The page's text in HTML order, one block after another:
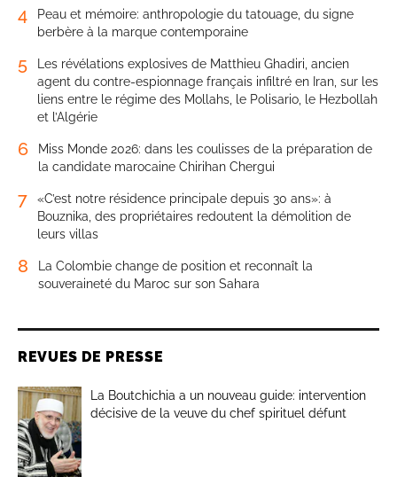
4
Peau et mémoire: anthropologie du tatouage, du signe
berbère à la marque contemporaine
5
Les révélations explosives de Matthieu Ghadiri, ancien
agent du contre-espionnage français infiltré en Iran, sur les
liens entre le régime des Mollahs, le Polisario, le Hezbollah
et l’Algérie
6
Miss Monde 2026: dans les coulisses de la préparation de
la candidate marocaine Chirihan Chergui
7
«C’est notre résidence principale depuis 30 ans»: à
Bouznika, des propriétaires redoutent la démolition de
leurs villas
8
La Colombie change de position et reconnaît la
souveraineté du Maroc sur son Sahara
REVUES DE PRESSE
La Boutchichia a un nouveau guide: intervention
décisive de la veuve du chef spirituel défunt